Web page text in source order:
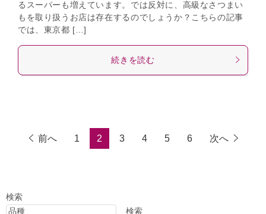
るスーパーも増えています。では反対に、高級なさつまい
もを取り扱うお店は存在するのでしょうか？こちらの記事
では、東京都 […]
続きを読む
前へ 1 2 3 4 5 6 次へ
検索
検索